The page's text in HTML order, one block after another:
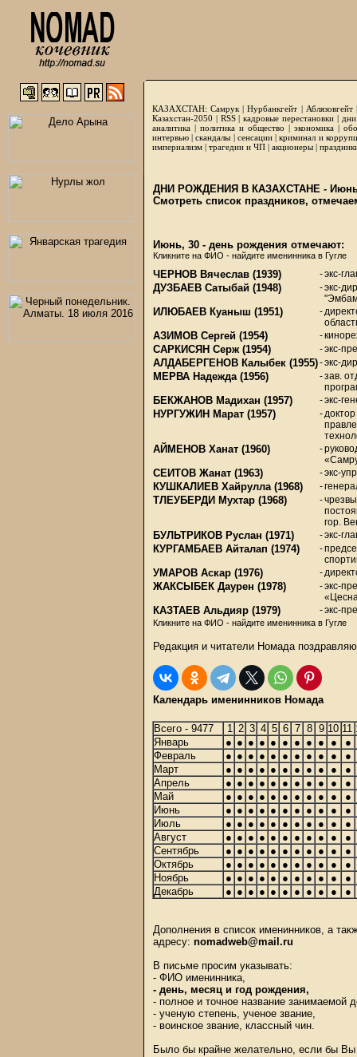
КАЗАХСТАН: Самрук |Нурбанкгейт | Аблязовгейт
Казахстан-2050 | RSS|кадровые перестановки|
аналитика | политика и общество | экономика |
интервью |скандалы | сенсации|криминал и
империализм | трагедии и ЧП | акционеры |
ДНИ РОЖДЕНИЯ В КАЗАХСТАНЕ -
Смотреть список праздников,
Июнь, 30 - день рождения отмечают:
Кликните на ФИО - найдите именинника в Гугле
ЧЕРНОВ Вячеслав (1939) -экс-
ДУЗБАЕВ Сатыбай (1948) -экс-
ИЛЮБАЕВ Куаныш (1951) -
АЗИМОВ Сергей (1954) -
САРКИСЯН Серж(1954) -экс-
АЛДАБЕРГЕНОВ Калыбек (1955)-экс-
МЕРВА Надежда(1956) -зав.
БЕКЖАНОВ Мадихан (1957) -экс-
НУРГУЖИН Марат (1957) -
АЙМЕНОВ Ханат (1960) -
СЕИТОВ Жанат (1963) -экс-
КУШКАЛИЕВ Хайрулла(1968) -
ТЛЕУБЕРДИ Мухтар (1968) -
гор.
БУЛЬТРИКОВ Руслан (1971) -экс-
КУРГАМБАЕВ Айталап (1974) -
УМАРОВ Аскар (1976) -
ЖАКСЫБЕК Даурен (1978) -экс-
КАЗТАЕВ Альдияр (1979) -экс-
Кликните на ФИО - найдите именинника в Гугле
Редакция и читатели Номада
Календарь именинников Номада
Всего - 9477 1 2 3 4 5 6 7 8 9 10 11
Январь
● ● ● ● ● ● ● ● ● ●
●
Февраль
● ● ● ● ● ● ● ● ● ●
●
Март
● ● ● ● ● ● ● ● ● ●
●
Апрель
● ● ● ● ● ● ● ● ● ●
●
Май
● ● ● ● ● ● ● ● ● ●
●
Июнь
● ● ● ● ● ● ● ● ● ●
●
Июль
● ● ● ● ● ● ● ● ● ●
●
Август
● ● ● ● ● ● ● ● ● ●
●
Сентябрь
● ● ● ● ● ● ● ● ● ●
●
Октябрь
● ● ● ● ● ● ● ● ● ●
●
Ноябрь
● ● ● ● ● ● ● ● ● ●
●
Декабрь
● ● ● ● ● ● ● ● ● ● ●
Дополнения в список именинников, а
адресу: nomadweb@mail.ru
В письме просим указывать:
- ФИО именинника,
- день, месяц и год рождения,
- полное и точное название занимаемой
- ученую степень, ученое звание,
- воинское звание, классный чин.
Было бы крайне желательно, если бы